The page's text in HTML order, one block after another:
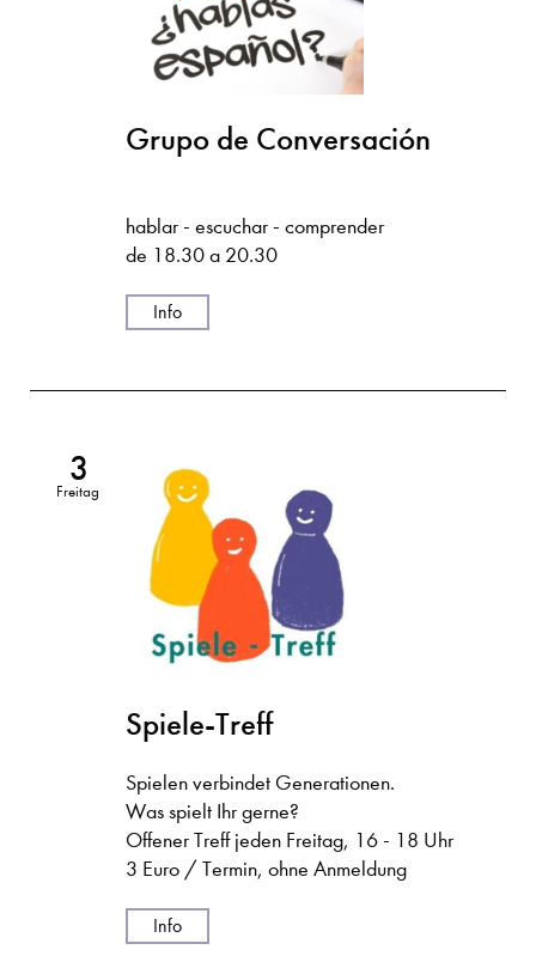
Grupo de Conversación
hablar - escuchar - comprender
de 18.30 a 20.30
Info
3
Freitag
Spiele-Treff
Spielen verbindet Generationen.
Was spielt Ihr gerne?
Offener Treff jeden Freitag, 16 - 18 Uhr
3 Euro / Termin, ohne Anmeldung
Info